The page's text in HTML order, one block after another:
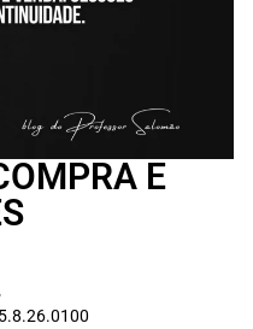
E